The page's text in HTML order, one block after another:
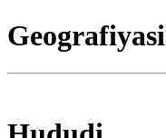
Geografiyasi